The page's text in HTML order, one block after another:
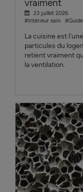
vraiment
23 juillet 2026
#Intérieur sain
La cuisine est
particules du
retient vraiment
la ventilation.